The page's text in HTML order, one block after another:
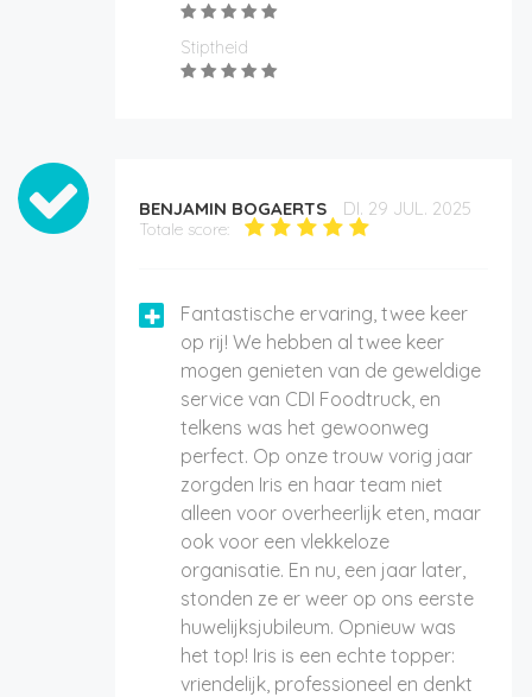
Stiptheid
BENJAMIN BOGAERTS DI. 29 JUL. 2025
Totale score:
Fantastische ervaring, twee keer
op rij! We hebben al twee keer
mogen genieten van de geweldige
service van CDI Foodtruck, en
telkens was het gewoonweg
perfect. Op onze trouw vorig jaar
zorgden Iris en haar team niet
alleen voor overheerlijk eten, maar
ook voor een vlekkeloze
organisatie. En nu, een jaar later,
stonden ze er weer op ons eerste
huwelijksjubileum. Opnieuw was
het top! Iris is een echte topper:
vriendelijk, professioneel en denkt